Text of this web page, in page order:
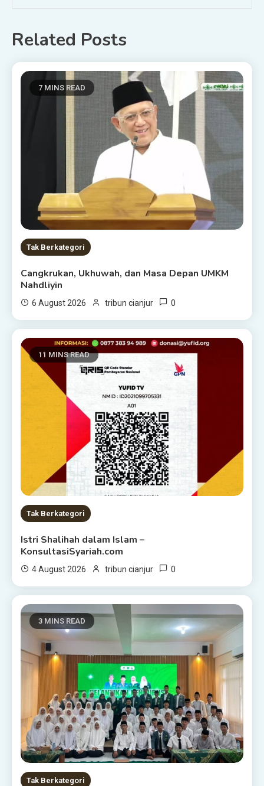
Related Posts
7 MINS READ
Tak Berkategori
Cangkrukan, Ukhuwah, dan Masa Depan UMKM
Nahdliyin
6 August 2026 tribun cianjur 0
11 MINS READ
Tak Berkategori
Istri Shalihah dalam Islam –
KonsultasiSyariah.com
4 August 2026 tribun cianjur 0
3 MINS READ
Tak Berkategori